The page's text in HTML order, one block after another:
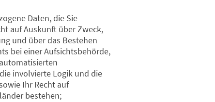
Daten, die Sie
auf Auskunft über Zweck,
und über das Bestehen
bei einer Aufsichtsbehörde,
involvierte Logik und die
Ihr Recht auf
bestehen;